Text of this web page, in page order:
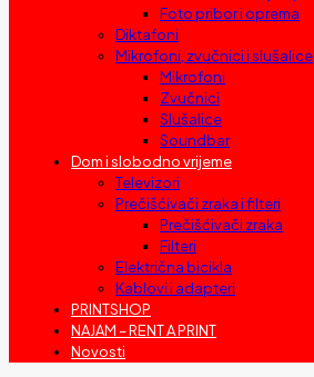
Foto pribor i oprema
Diktafoni
Mikrofoni, zvučnici i slušalice
Mikrofoni
Zvučnici
Slušalice
Soundbar
Dom i slobodno vrijeme
Televizori
Prečišćivači zraka i filteri
Prečišćivači zraka
Filteri
Električna bicikla
Kablovi i adapteri
PRINTSHOP
NAJAM – RENT A PRINT
Novosti